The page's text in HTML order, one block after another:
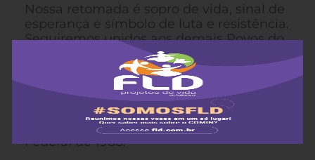
Nossa retomada é sopro de vida, sinal de
esperança e símbolo de luta e resistência.
Seguiremos unidos aos demais Povos do
Brasil contra as injustiças, pela
demarcação de todas as terras,
defendendo-as e combatendo a tese do
marco temporal e as demais manobras
políticas e jurídicas criadas para nos
roubar a terra e inviabilizar a Constituição
Federal de 1988.